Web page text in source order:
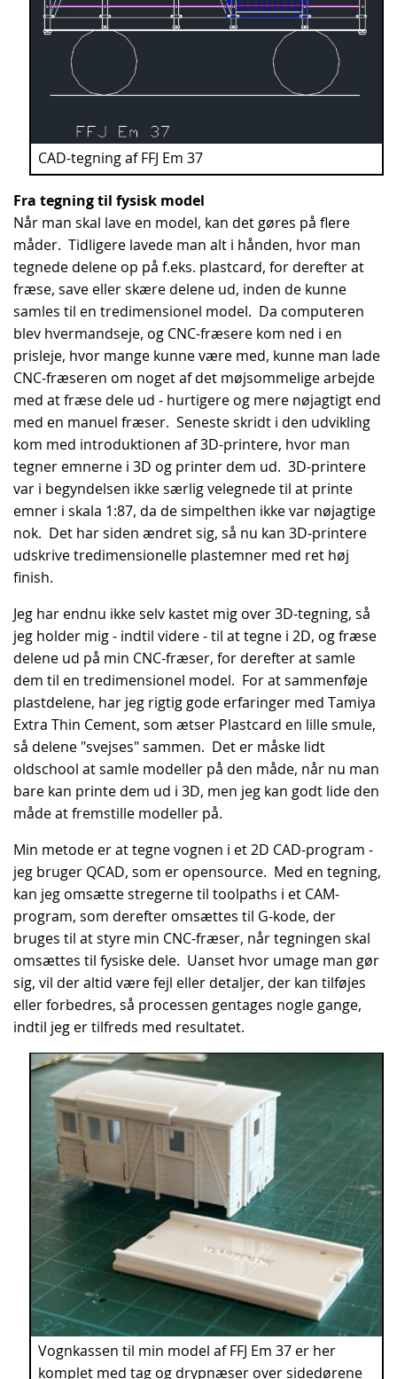
CAD-tegning af FFJ Em 37
Fra tegning til fysisk model
Når man skal lave en model, kan det gøres på flere
måder. Tidligere lavede man alt i hånden, hvor man
tegnede delene op på f.eks. plastcard, for derefter at
fræse, save eller skære delene ud, inden de kunne
samles til en tredimensionel model. Da computeren
blev hvermandseje, og CNC-fræsere kom ned i en
prisleje, hvor mange kunne være med, kunne man lade
CNC-fræseren om noget af det møjsommelige arbejde
med at fræse dele ud - hurtigere og mere nøjagtigt end
med en manuel fræser. Seneste skridt i den udvikling
kom med introduktionen af 3D-printere, hvor man
tegner emnerne i 3D og printer dem ud. 3D-printere
var i begyndelsen ikke særlig velegnede til at printe
emner i skala 1:87, da de simpelthen ikke var nøjagtige
nok. Det har siden ændret sig, så nu kan 3D-printere
udskrive tredimensionelle plastemner med ret høj
finish.
Jeg har endnu ikke selv kastet mig over 3D-tegning, så
jeg holder mig - indtil videre - til at tegne i 2D, og fræse
delene ud på min CNC-fræser, for derefter at samle
dem til en tredimensionel model. For at sammenføje
plastdelene, har jeg rigtig gode erfaringer med Tamiya
Extra Thin Cement, som ætser Plastcard en lille smule,
så delene "svejses" sammen. Det er måske lidt
oldschool at samle modeller på den måde, når nu man
bare kan printe dem ud i 3D, men jeg kan godt lide den
måde at fremstille modeller på.
Min metode er at tegne vognen i et 2D CAD-program -
jeg bruger QCAD, som er opensource. Med en tegning,
kan jeg omsætte stregerne til toolpaths i et CAM-
program, som derefter omsættes til G-kode, der
bruges til at styre min CNC-fræser, når tegningen skal
omsættes til fysiske dele. Uanset hvor umage man gør
sig, vil der altid være fejl eller detaljer, der kan tilføjes
eller forbedres, så processen gentages nogle gange,
indtil jeg er tilfreds med resultatet.
Vognkassen til min model af FFJ Em 37 er her
komplet med tag og drypnæser over sidedørene